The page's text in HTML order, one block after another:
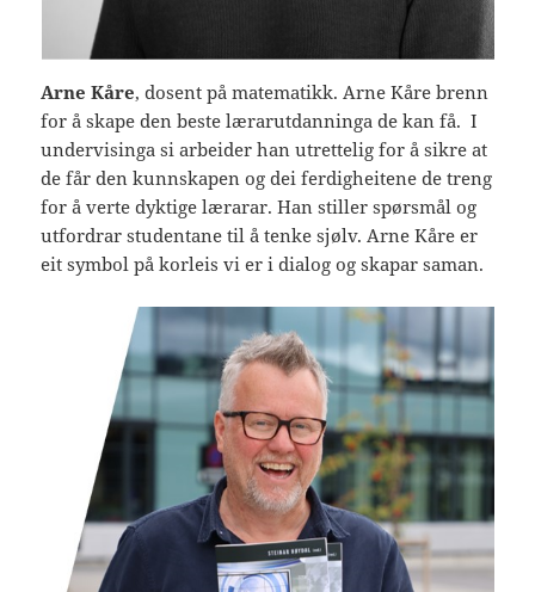
Arne Kåre, dosent på matematikk. Arne Kåre brenn
for å skape den beste lærarutdanninga de kan få. I
undervisinga si arbeider han utrettelig for å sikre at
de får den kunnskapen og dei ferdigheitene de treng
for å verte dyktige lærarar. Han stiller spørsmål og
utfordrar studentane til å tenke sjølv. Arne Kåre er
eit symbol på korleis vi er i dialog og skapar saman.